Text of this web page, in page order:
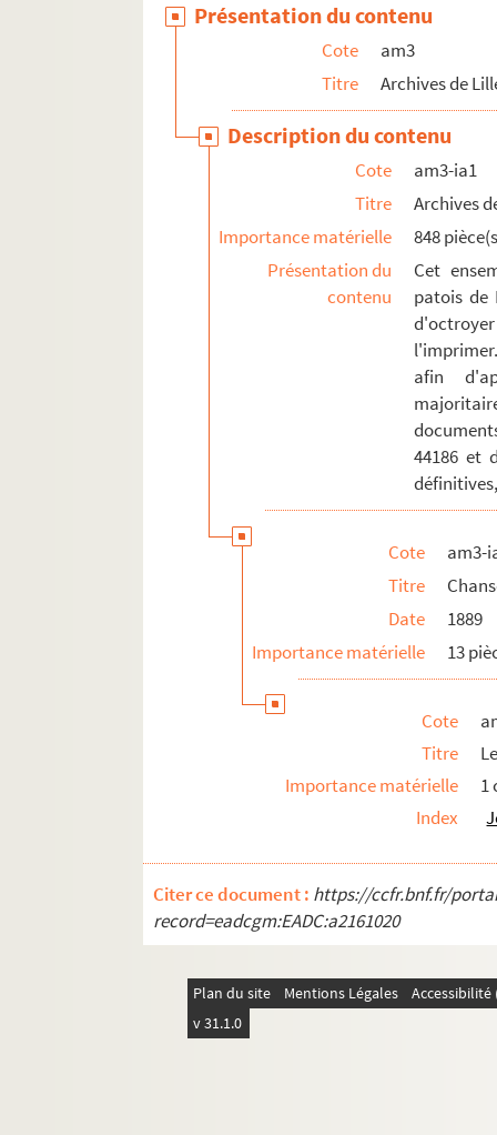
Présentation du contenu
Cote
am3
Titre
Archives de
Description du contenu
Cote
am3-ia1
Titre
Archives
Importance matérielle
848
Présentation du
contenu
Cet
patois de
afin
44186 et
Cote
am3-
Titre
Date
1889
Importance matérielle
13
Cote
Titre
Importance matérielle
1
Index
Citer ce document : https://ccfr.bnf.fr/
record=eadcgm:EADC:a2161020
Plan du site Mentions Légales
v 31.1.0